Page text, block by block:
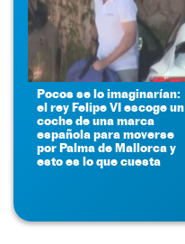
Pocos se lo imaginarían:
el rey Felipe VI escoge un
coche de una marca
española para moverse
por Palma de Mallorca y
esto es lo que cuesta